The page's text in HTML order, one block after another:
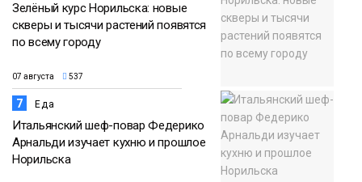
Зелёный курс Норильска: новые
скверы и тысячи растений появятся
по всему городу
07 августа 537
7 Еда
Итальянский шеф-повар Федерико
Арнальди изучает кухню и прошлое
Норильска